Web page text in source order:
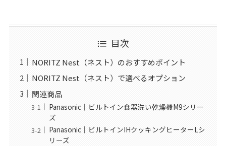
目次
NORITZ Nest（ネスト）のおすすめポイント
NORITZ Nest（ネスト）で選べるオプション
関連商品
Panasonic｜ビルトイン食器洗い乾燥機M9シリー
ズ
Panasonic｜ビルトインIHクッキングヒーターLシ
リーズ